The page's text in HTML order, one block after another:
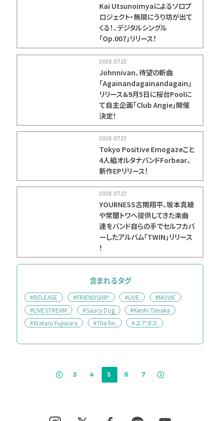
Kai Utsunoimyaによるソロプ
ロジェクト・無限にうり坊が出て
くる！、デジタルシングル
「Op.007」リリース！
2026.07.22
Johnnivan、待望の新曲
「Againandagainandagain」
リリース＆9月5日に桜台Poolに
て自主企画「Club Angie」開催
決定！
2026.07.22
Tokyo Positive Emogazeこと
4人組オルタナバンドForbear、
新作EPリリース！
2026.07.22
YOURNESS古閑翔平、坂本真綾
や常闇トワへ提供してきた楽曲
達をバンド自らの手でセルフカバ
ーしたアルバム「TWIN」リリース
！
含まれるタグ
#RELEASE #FRIENDSHIP. #LIVE
#MOVIE
#LIVESTREAM
#Saucy Dog
#Keishi Tanaka
#Wataru Fujiwara
#The fin. #ユアネス
3 4 5 6 7